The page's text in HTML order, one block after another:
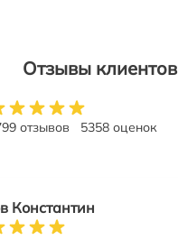
Отзывы клиентов
отзывов 5358 оценок
Константин